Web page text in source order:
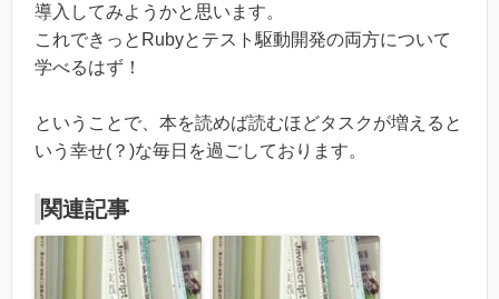
導入してみようかと思います。
これできっとRubyとテスト駆動開発の両方について
学べるはず！
ということで、本を読めば読むほどタスクが増えると
いう幸せ(？)な毎日を過ごしております。
関連記事